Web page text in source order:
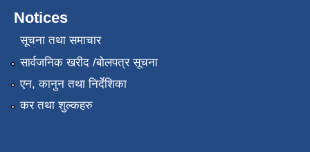
Notices
सूचना तथा समाचार
सार्वजनिक खरीद /बोलपत्र सूचना
एन, कानुन तथा निर्देशिका
कर तथा शुल्कहरु